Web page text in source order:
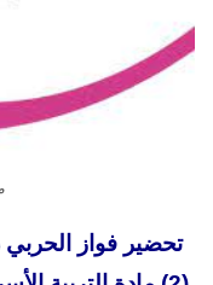
تحضير فواز